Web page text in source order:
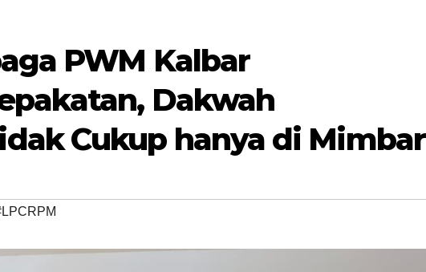
PWM Kalbar
Dakwah
Cukup hanya di Mimbar